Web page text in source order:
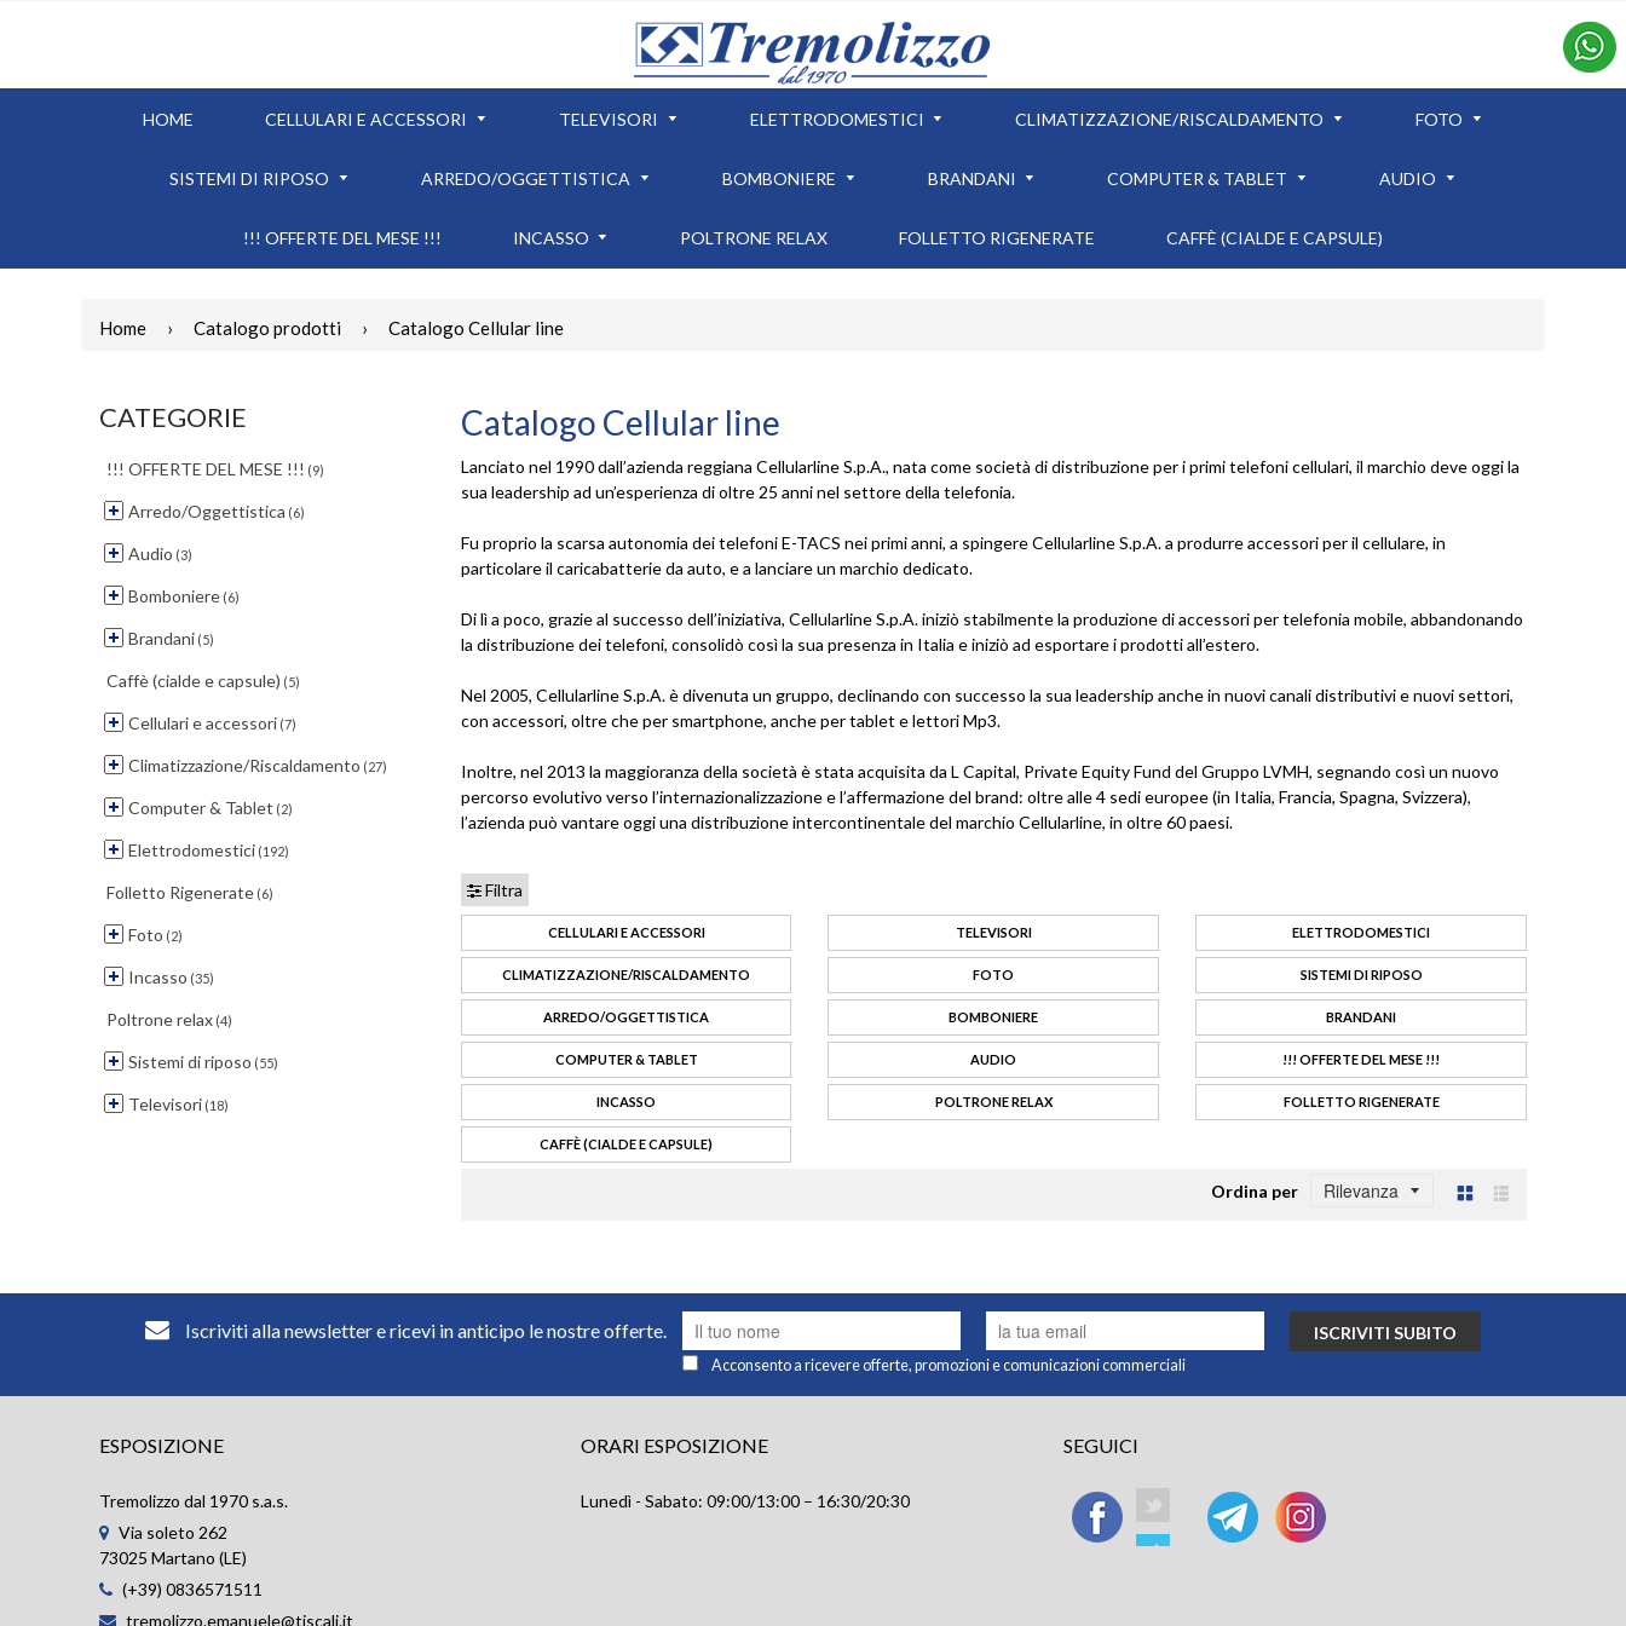
HOME CELLULARI E ACCESSORI TELEVISORI ELETTRODOMESTICI CLIMATIZZAZIONE/RISCALDAMENTO FOTO
SISTEMI DI RIPOSO ARREDO/OGGETTISTICA BOMBONIERE BRANDANI COMPUTER & TABLET AUDIO
!!! OFFERTE DEL MESE !!! INCASSO POLTRONE RELAX FOLLETTO RIGENERATE CAFFÈ (CIALDE E CAPSULE)
Home › Catalogo prodotti › Catalogo Cellular line
Catalogo Cellular line
Lanciato nel 1990 dall’azienda reggiana Cellularline S.p.A., nata come società di distribuzione per i primi telefoni cellulari, il marchio deve oggi la
sua leadership ad un’esperienza di oltre 25 anni nel settore della telefonia.
Fu proprio la scarsa autonomia dei telefoni E-TACS nei primi anni, a spingere Cellularline S.p.A. a produrre accessori per il cellulare, in
particolare il caricabatterie da auto, e a lanciare un marchio dedicato.
Di lì a poco, grazie al successo dell’iniziativa, Cellularline S.p.A. iniziò stabilmente la produzione di accessori per telefonia mobile, abbandonando
la distribuzione dei telefoni, consolidò così la sua presenza in Italia e iniziò ad esportare i prodotti all’estero.
Nel 2005, Cellularline S.p.A. è divenuta un gruppo, declinando con successo la sua leadership anche in nuovi canali distributivi e nuovi settori,
con accessori, oltre che per smartphone, anche per tablet e lettori Mp3.
Inoltre, nel 2013 la maggioranza della società è stata acquisita da L Capital, Private Equity Fund del Gruppo LVMH, segnando così un nuovo
percorso evolutivo verso l’internazionalizzazione e l’affermazione del brand: oltre alle 4 sedi europee (in Italia, Francia, Spagna, Svizzera),
l’azienda può vantare oggi una distribuzione intercontinentale del marchio Cellularline, in oltre 60 paesi.
Filtra
CELLULARI E ACCESSORI TELEVISORI ELETTRODOMESTICI
CLIMATIZZAZIONE/RISCALDAMENTO FOTO SISTEMI DI RIPOSO
ARREDO/OGGETTISTICA BOMBONIERE BRANDANI
COMPUTER & TABLET AUDIO !!! OFFERTE DEL MESE !!!
INCASSO POLTRONE RELAX FOLLETTO RIGENERATE
CAFFÈ (CIALDE E CAPSULE)
Ordina per
GrigliaLista
CATEGORIE
!!! OFFERTE DEL MESE !!! (9)
Arredo/Oggettistica (6)
Audio (3)
Bomboniere (6)
Brandani (5)
Caffè (cialde e capsule) (5)
Cellulari e accessori (7)
Climatizzazione/Riscaldamento (27)
Computer & Tablet (2)
Elettrodomestici (192)
Folletto Rigenerate (6)
Foto (2)
Incasso (35)
Poltrone relax (4)
Sistemi di riposo (55)
Televisori (18)
Iscriviti alla newsletter e ricevi in anticipo le nostre offerte. ISCRIVITI SUBITO
Acconsento a ricevere offerte, promozioni e comunicazioni commerciali
ESPOSIZIONE
Tremolizzo dal 1970 s.a.s.
Via soleto 262
73025 Martano (LE)
(+39) 0836571511
tremolizzo.emanuele@tiscali.it
ORARI ESPOSIZIONE
Lunedì - Sabato: 09:00/13:00 – 16:30/20:30
SEGUICI